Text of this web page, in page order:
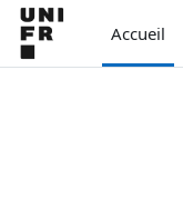
Passer au contenu
Accueil